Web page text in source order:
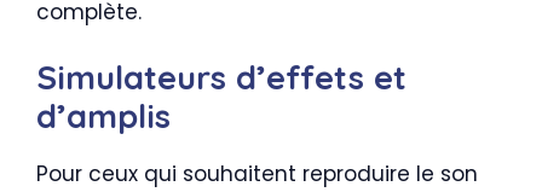
complète.
Simulateurs d’effets et
d’amplis
Pour ceux qui souhaitent reproduire le son